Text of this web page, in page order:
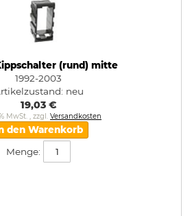
(rund) mitte
1992-2003
neu
19,03 €
MwSt. , zzgl. Versandkosten
den Warenkorb
Menge: